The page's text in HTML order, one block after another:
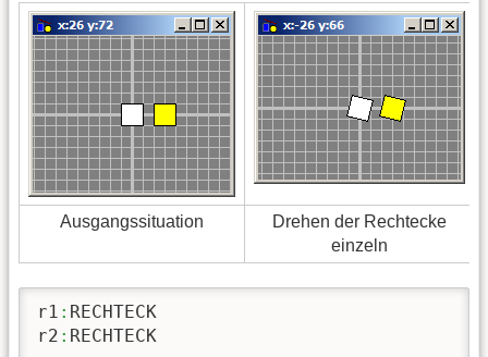
Ausgangssituation
Drehen der Rechtecke
einzeln
r1 : RECHTECK
r2 : RECHTECK